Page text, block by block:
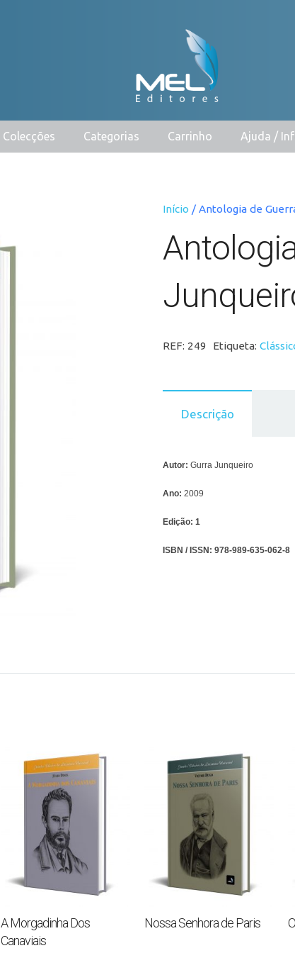
Colecções Categorias Carrinho Ajuda /
Início / Antologia de
REF: 249 Etiqueta:
Descrição
Autor: Gurra Junqueiro
Ano: 2009
Edição: 1
ISBN / ISSN: 978-989-635-062-8
A Morgadinha Dos
Canaviais
Nossa Senhora de Paris